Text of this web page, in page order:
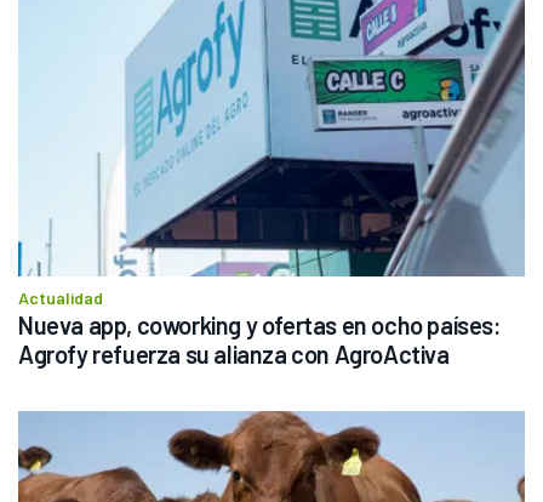
Actualidad
Nueva app, coworking y ofertas en ocho países:
Agrofy refuerza su alianza con AgroActiva